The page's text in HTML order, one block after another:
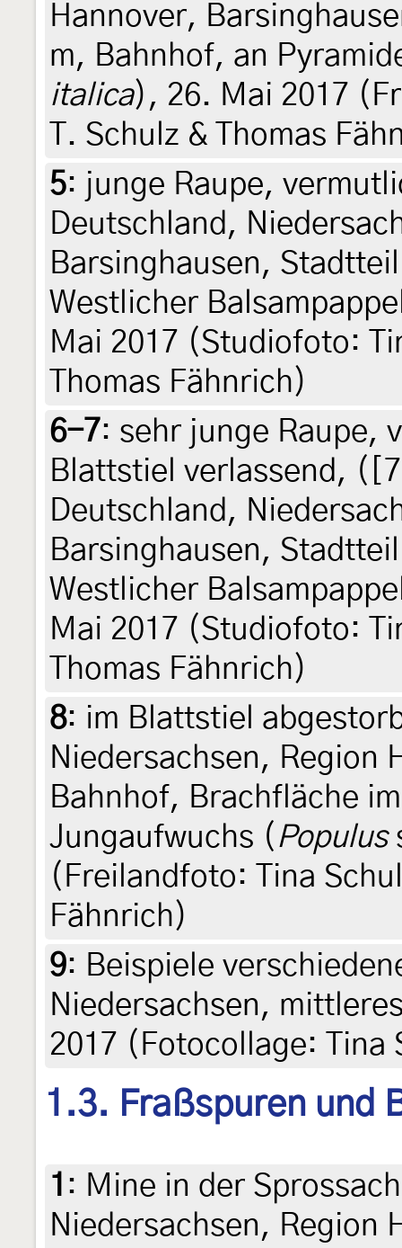
Hannover,
m, Bahnhof, an
italica), 26. Mai 2017
T. Schulz & Thomas
5: junge Raupe,
Deutschland,
Barsinghausen,
Westlicher
Mai 2017 (Studiofoto:
Thomas Fähnrich)
6-7: sehr junge Raupe,
Blattstiel verlassend,
Deutschland,
Barsinghausen,
Westlicher
Mai 2017 (Studiofoto:
Thomas Fähnrich)
8: im Blattstiel
Niedersachsen, Region
Bahnhof, Brachfläche
Jungaufwuchs ( Populus
(Freilandfoto: Tina
Fähnrich)
9: Beispiele
Niedersachsen,
2017 (Fotocollage: Tina
1.3. Fraßspuren und
1 : Mine in der
Niedersachsen, Region